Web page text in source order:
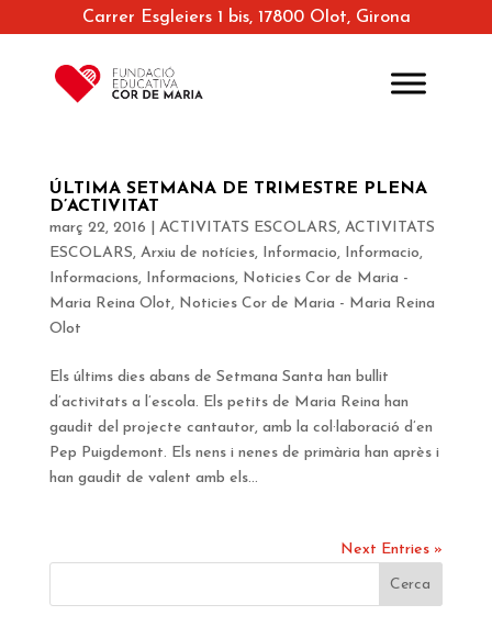
Carrer Esgleiers 1 bis, 17800 Olot, Girona
ÚLTIMA SETMANA DE TRIMESTRE PLENA
D’ACTIVITAT
març 22, 2016 ACTIVITATS ESCOLARS, ACTIVITATS
ESCOLARS, Arxiu de notícies, Informacio, Informacio,
Informacions, Informacions, Noticies Cor de Maria -
Maria Reina Olot, Noticies Cor de Maria - Maria Reina
Olot
Els últims dies abans de Setmana Santa han bullit
d’activitats a l’escola. Els petits de Maria Reina han
gaudit del projecte cantautor, amb la col·laboració d’en
Pep Puigdemont. Els nens i nenes de primària han après i
han gaudit de valent amb els...
Next Entries »